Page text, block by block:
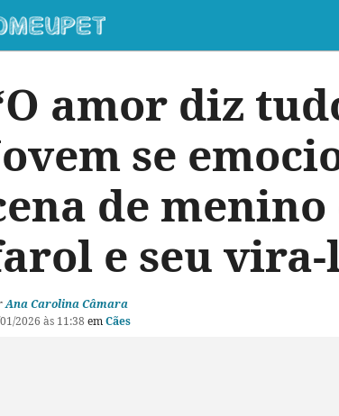
amor diz
se
de
e seu
Ana Carolina Câmara
2026 às 11:38 emCães